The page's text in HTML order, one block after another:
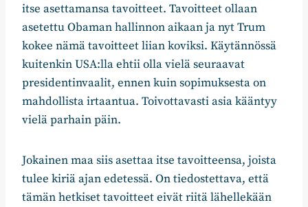
itse asettamansa tavoitteet. Tavoitteet ollaan
asetettu Obaman hallinnon aikaan ja nyt Trum
kokee nämä tavoitteet liian koviksi. Käytännössä
kuitenkin USA:lla ehtii olla vielä seuraavat
presidentinvaalit, ennen kuin sopimuksesta on
mahdollista irtaantua. Toivottavasti asia kääntyy
vielä parhain päin.
Jokainen maa siis asettaa itse tavoitteensa, joista
tulee kiriä ajan edetessä. On tiedostettava, että
tämän hetkiset tavoitteet eivät riitä lähellekään